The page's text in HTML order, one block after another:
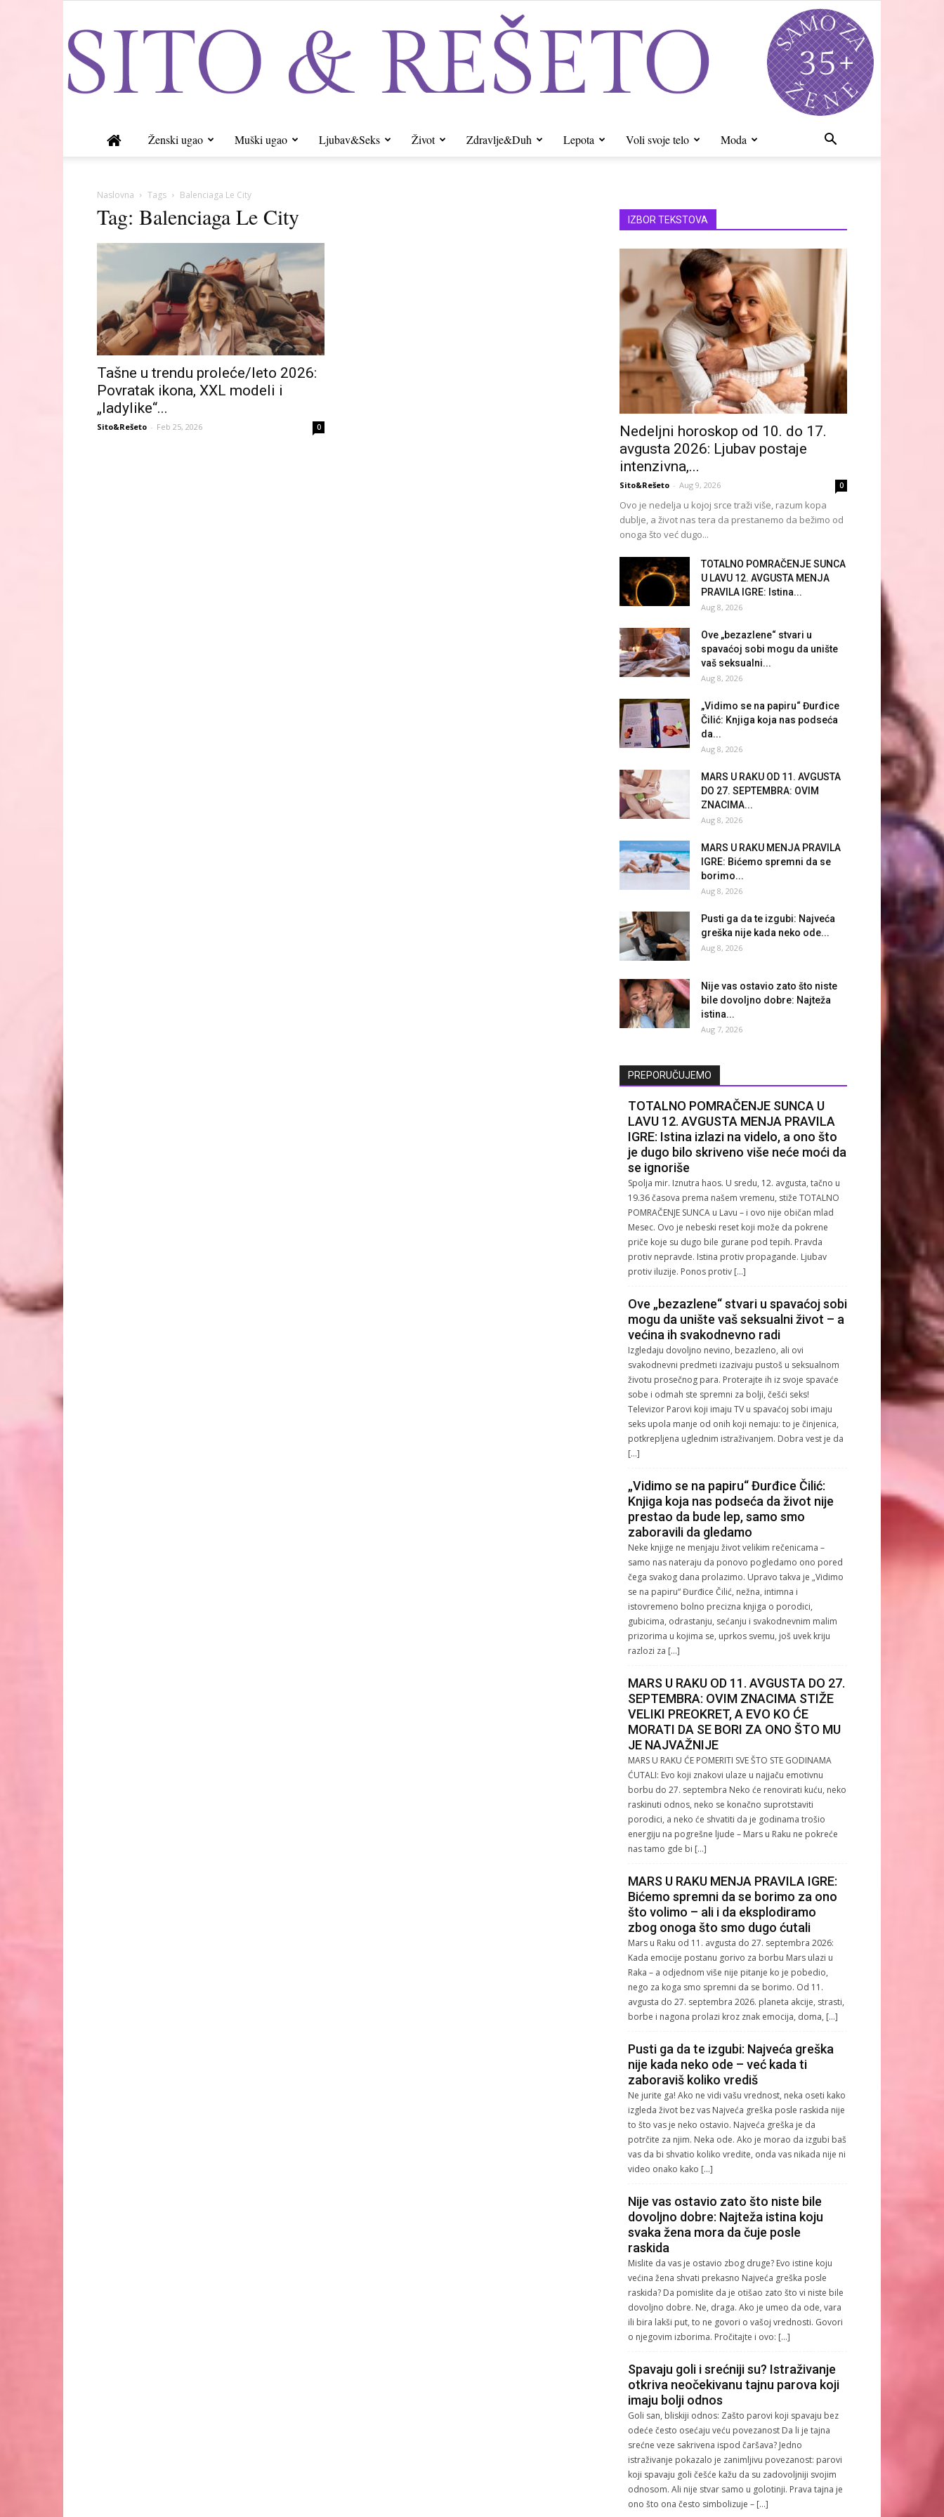
Ženski ugao Muški ugao Ljubav&Seks Život Zdravlje&Duh Lepota Voli svoje telo Moda
Naslovna Tags Balenciaga Le City
Tag: Balenciaga Le City
Tašne u trendu proleće/leto 2026:
Povratak ikona, XXL modeli i
„ladylike“...
Sito&Rešeto - Feb 25, 2026 0
IZBOR TEKSTOVA
Nedeljni horoskop od 10. do 17.
avgusta 2026: Ljubav postaje
intenzivna,...
Sito&Rešeto - Aug 9, 2026 0
Ovo je nedelja u kojoj srce traži više, razum kopa
dublje, a život nas tera da prestanemo da bežimo od
onoga što već dugo...
TOTALNO POMRAČENJE SUNCA
U LAVU 12. AVGUSTA MENJA
PRAVILA IGRE: Istina...
Aug 8, 2026
Ove „bezazlene“ stvari u
spavaćoj sobi mogu da unište
vaš seksualni...
Aug 8, 2026
„Vidimo se na papiru“ Đurđice
Čilić: Knjiga koja nas podseća
da...
Aug 8, 2026
MARS U RAKU OD 11. AVGUSTA
DO 27. SEPTEMBRA: OVIM
ZNACIMA...
Aug 8, 2026
MARS U RAKU MENJA PRAVILA
IGRE: Bićemo spremni da se
borimo...
Aug 8, 2026
Pusti ga da te izgubi: Najveća
greška nije kada neko ode...
Aug 8, 2026
Nije vas ostavio zato što niste
bile dovoljno dobre: Najteža
istina...
Aug 7, 2026
PREPORUČUJEMO
TOTALNO POMRAČENJE SUNCA U
LAVU 12. AVGUSTA MENJA PRAVILA
IGRE: Istina izlazi na videlo, a ono što
je dugo bilo skriveno više neće moći da
se ignoriše
Spolja mir. Iznutra haos. U sredu, 12. avgusta, tačno u
19.36 časova prema našem vremenu, stiže TOTALNO
POMRAČENJE SUNCA u Lavu – i ovo nije običan mlad
Mesec. Ovo je nebeski reset koji može da pokrene
priče koje su dugo bile gurane pod tepih. Pravda
protiv nepravde. Istina protiv propagande. Ljubav
protiv iluzije. Ponos protiv […]
Ove „bezazlene“ stvari u spavaćoj sobi
mogu da unište vaš seksualni život – a
većina ih svakodnevno radi
Izgledaju dovoljno nevino, bezazleno, ali ovi
svakodnevni predmeti izazivaju pustoš u seksualnom
životu prosečnog para. Proterajte ih iz svoje spavaće
sobe i odmah ste spremni za bolji, češći seks!
Televizor Parovi koji imaju TV u spavaćoj sobi imaju
seks upola manje od onih koji nemaju: to je činjenica,
potkrepljena uglednim istraživanjem. Dobra vest je da
[…]
„Vidimo se na papiru“ Đurđice Čilić:
Knjiga koja nas podseća da život nije
prestao da bude lep, samo smo
zaboravili da gledamo
Neke knjige ne menjaju život velikim rečenicama –
samo nas nateraju da ponovo pogledamo ono pored
čega svakog dana prolazimo. Upravo takva je „Vidimo
se na papiru“ Đurđice Čilić, nežna, intimna i
istovremeno bolno precizna knjiga o porodici,
gubicima, odrastanju, sećanju i svakodnevnim malim
prizorima u kojima se, uprkos svemu, još uvek kriju
razlozi za […]
MARS U RAKU OD 11. AVGUSTA DO 27.
SEPTEMBRA: OVIM ZNACIMA STIŽE
VELIKI PREOKRET, A EVO KO ĆE
MORATI DA SE BORI ZA ONO ŠTO MU
JE NAJVAŽNIJE
MARS U RAKU ĆE POMERITI SVE ŠTO STE GODINAMA
ĆUTALI: Evo koji znakovi ulaze u najjaču emotivnu
borbu do 27. septembra Neko će renovirati kuću, neko
raskinuti odnos, neko se konačno suprotstaviti
porodici, a neko će shvatiti da je godinama trošio
energiju na pogrešne ljude – Mars u Raku ne pokreće
nas tamo gde bi […]
MARS U RAKU MENJA PRAVILA IGRE:
Bićemo spremni da se borimo za ono
što volimo – ali i da eksplodiramo
zbog onoga što smo dugo ćutali
Mars u Raku od 11. avgusta do 27. septembra 2026:
Kada emocije postanu gorivo za borbu Mars ulazi u
Raka – a odjednom više nije pitanje ko je pobedio,
nego za koga smo spremni da se borimo. Od 11.
avgusta do 27. septembra 2026. planeta akcije, strasti,
borbe i nagona prolazi kroz znak emocija, doma, […]
Pusti ga da te izgubi: Najveća greška
nije kada neko ode – već kada ti
zaboraviš koliko vrediš
Ne jurite ga! Ako ne vidi vašu vrednost, neka oseti kako
izgleda život bez vas Najveća greška posle raskida nije
to što vas je neko ostavio. Najveća greška je da
potrčite za njim. Neka ode. Ako je morao da izgubi baš
vas da bi shvatio koliko vredite, onda vas nikada nije ni
video onako kako […]
Nije vas ostavio zato što niste bile
dovoljno dobre: Najteža istina koju
svaka žena mora da čuje posle
raskida
Mislite da vas je ostavio zbog druge? Evo istine koju
većina žena shvati prekasno Najveća greška posle
raskida? Da pomislite da je otišao zato što vi niste bile
dovoljno dobre. Ne, draga. Ako je umeo da ode, vara
ili bira lakši put, to ne govori o vašoj vrednosti. Govori
o njegovim izborima. Pročitajte i ovo: […]
Spavaju goli i srećniji su? Istraživanje
otkriva neočekivanu tajnu parova koji
imaju bolji odnos
Goli san, bliskiji odnos: Zašto parovi koji spavaju bez
odeće često osećaju veću povezanost Da li je tajna
srećne veze sakrivena ispod čaršava? Jedno
istraživanje pokazalo je zanimljivu povezanost: parovi
koji spavaju goli češće kažu da su zadovoljniji svojim
odnosom. Ali nije stvar samo u golotinji. Prava tajna je
ono što ona često simbolizuje – […]